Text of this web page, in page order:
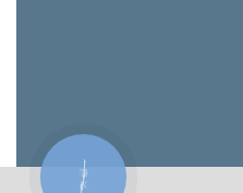
КНОПКА
ЗВ'ЯЗКУ